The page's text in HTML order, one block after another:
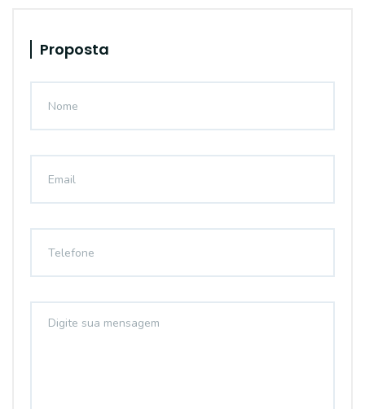
Proposta